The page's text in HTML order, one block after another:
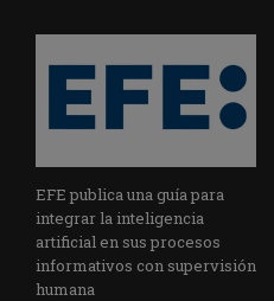
EFE publica una guía para
integrar la inteligencia
artificial en sus procesos
informativos con supervisión
humana